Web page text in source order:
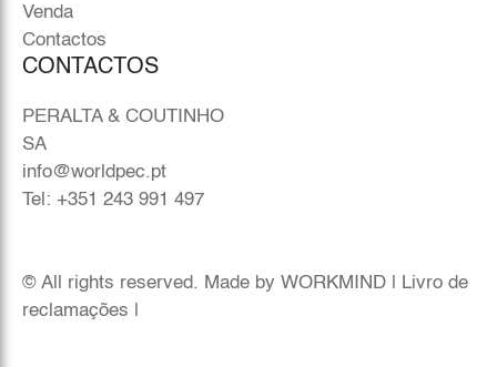
Venda
Contactos
CONTACTOS
PERALTA & COUTINHO
SA
info@worldpec.pt
Tel: +351 243 991 497
© All rights reserved. Made by WORKMIND
Livro de
reclamações